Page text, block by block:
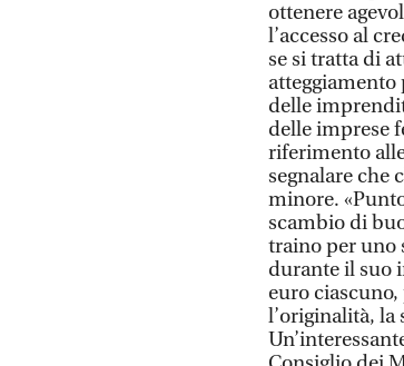
ottenere
l’accesso al
se si tratta di
delle
delle imprese
riferimento
segnalare che
minore.
scambio di
traino per uno
durante il suo
euro
l’originalità, la